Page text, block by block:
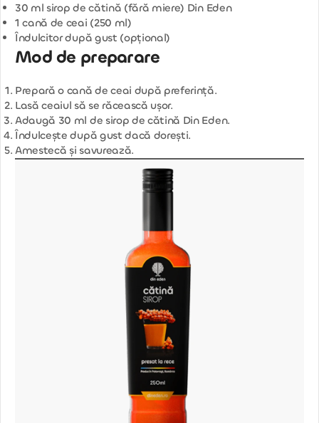
30 ml sirop de cătină (fără miere) Din Eden
1 cană de ceai (250 ml)
Îndulcitor după gust (opțional)
Mod de preparare
Prepară o cană de ceai după preferință.
Lasă ceaiul să se răcească ușor.
Adaugă 30 ml de sirop de cătină Din Eden.
Îndulcește după gust dacă dorești.
Amestecă și savurează.